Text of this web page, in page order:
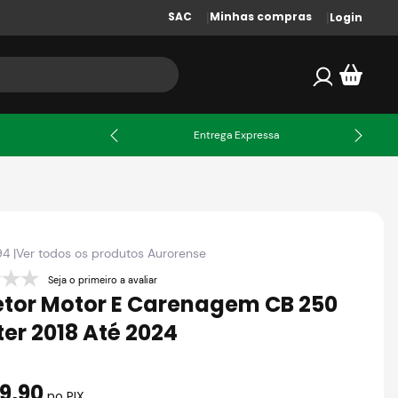
SAC Minhas compras Login
Entrega Expressa
|Ver todos os produtosAurorense
Seja o primeiro a avaliar
Motor E Carenagem CB 250
2018 Até 2024